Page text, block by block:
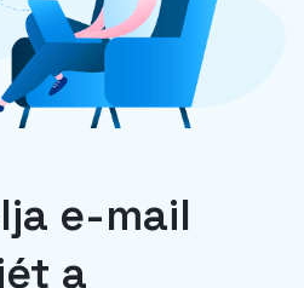
e-mail
a